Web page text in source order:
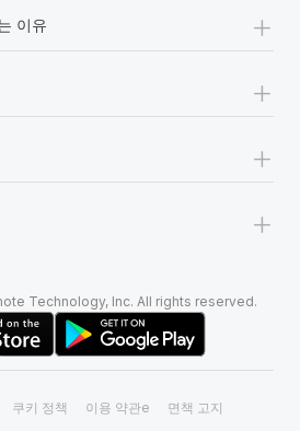
이유 +
+
+
+
Technology, Inc. All rights reserved.
쿠키 정책 이용 약관e 면책 고지